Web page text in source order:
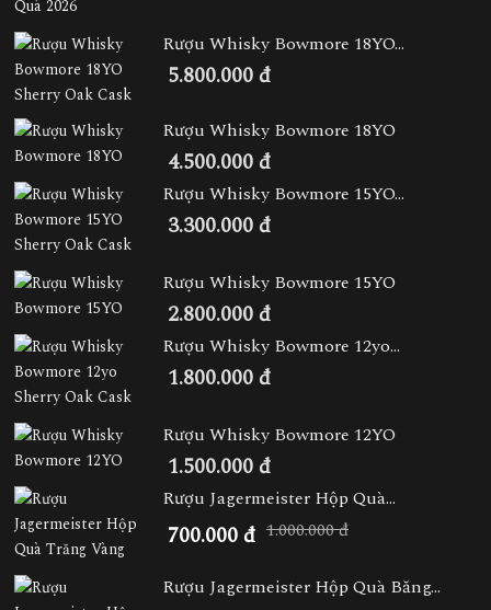
Rượu Whisky Bowmore 18YO...
5.800.000 đ
Rượu Whisky Bowmore 18YO
4.500.000 đ
Rượu Whisky Bowmore 15YO...
3.300.000 đ
Rượu Whisky Bowmore 15YO
2.800.000 đ
Rượu Whisky Bowmore 12yo...
1.800.000 đ
Rượu Whisky Bowmore 12YO
1.500.000 đ
Rượu Jagermeister Hộp Quà...
700.000 đ 1.000.000 đ
Rượu Jagermeister Hộp Quà Băng...